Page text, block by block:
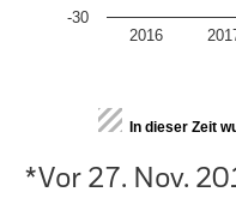
2016
-30
End of interactive chart.
In dieser Zeit
*Vor 27. Nov.